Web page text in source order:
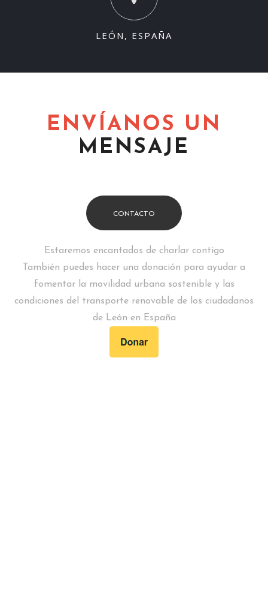
LEÓN, ESPAÑA
ENVÍANOS UN
MENSAJE
CONTACTO
Estaremos encantados de charlar contigo
También puedes hacer una donación para ayudar a
fomentar la movilidad urbana sostenible y las
condiciones del transporte renovable de los ciudadanos
de León en España